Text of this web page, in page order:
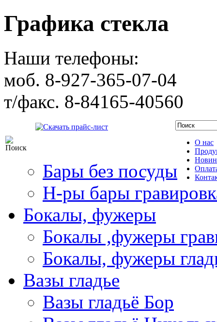
Графика стекла
Наши телефоны:
моб. 8-927-365-07-04
т/факс. 8-84165-40560
О нас
Бары без посуды
Н-ры бары
Бокалы, фужеры
Бокалы ,фужеры
Бокалы, фужеры
Вазы гладье
Вазы гладьё Бор